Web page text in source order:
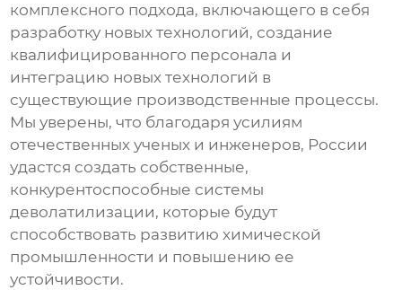
комплексного подхода, включающего в себя
разработку новых технологий, создание
квалифицированного персонала и
интеграцию новых технологий в
существующие производственные процессы.
Мы уверены, что благодаря усилиям
отечественных ученых и инженеров, России
удастся создать собственные,
конкурентоспособные системы
деволатилизации, которые будут
способствовать развитию химической
промышленности и повышению ее
устойчивости.